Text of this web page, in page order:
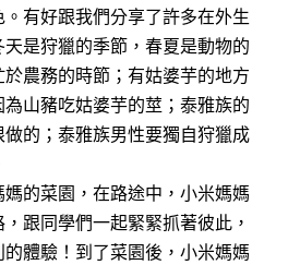
有好跟我們分享了許多在外生
是狩獵的季節，春夏是動物的
農務的時節；有姑婆芋的地方
山豬吃姑婆芋的莖；泰雅族的
的；泰雅族男性要獨自狩獵成
的菜園，在路途中，小米媽媽
跟同學們一起緊緊抓著彼此，
體驗！到了菜園後，小米媽媽